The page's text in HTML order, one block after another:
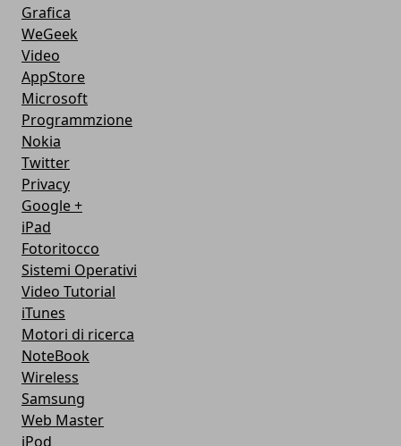
Grafica
WeGeek
Video
AppStore
Microsoft
Programmzione
Nokia
Twitter
Privacy
Google +
iPad
Fotoritocco
Sistemi Operativi
Video Tutorial
iTunes
Motori di ricerca
NoteBook
Wireless
Samsung
Web Master
iPod